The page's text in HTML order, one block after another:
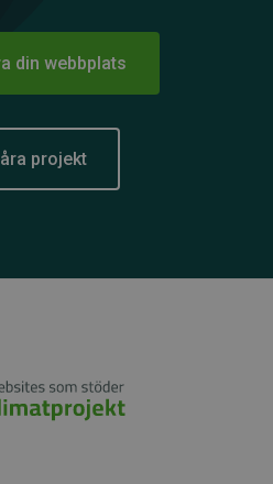
din webbplats
projekt